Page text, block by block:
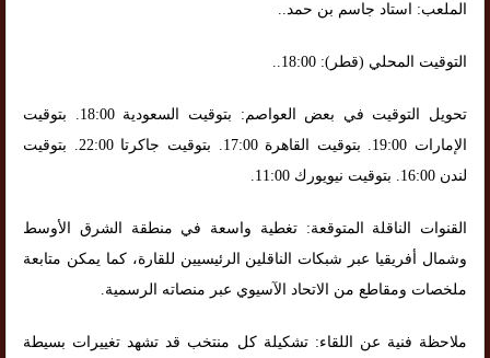
الملعب: استاد جاسم بن حمد..
التوقيت المحلي (قطر): 18:00..
تحويل التوقيت في بعض العواصم: بتوقيت السعودية 18:00. بتوقيت
الإمارات 19:00. بتوقيت القاهرة 17:00. بتوقيت جاكرتا 22:00. بتوقيت
لندن 16:00. بتوقيت نيويورك 11:00.
القنوات الناقلة المتوقعة: تغطية واسعة في منطقة الشرق الأوسط
وشمال أفريقيا عبر شبكات الناقلين الرئيسيين للقارة، كما يمكن متابعة
ملخصات ومقاطع من الاتحاد الآسيوي عبر منصاته الرسمية.
ملاحظة فنية عن اللقاء: تشكيلة كل منتخب قد تشهد تغييرات بسيطة